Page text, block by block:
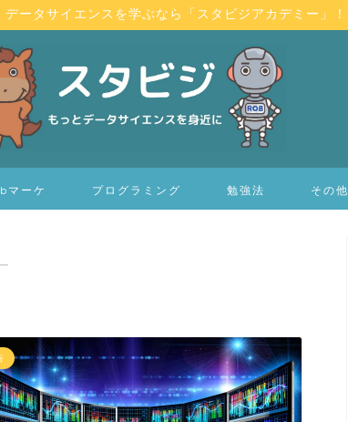
ータサイエンスを学ぶなら「スタビジアカデミー」！
マーケ プログラミング 勉強法 その他